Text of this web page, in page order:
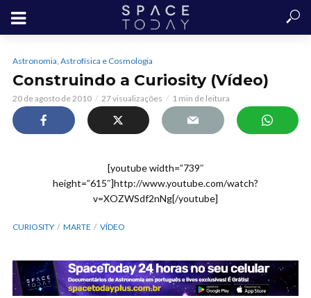
Astronomia, Astrofísica e Cosmologia
Construindo a Curiosity (Vídeo)
20 de agosto de 2010 27 visualizações 1 min de leitura
[youtube width=”739″
height=”615″]http://www.youtube.com/watch?
v=XOZWSdf2nNg[/youtube]
CURIOSITY MARTE VÍDEO